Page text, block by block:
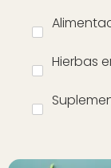
Hierbas